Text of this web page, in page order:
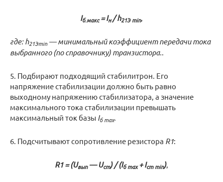
Iб.макс= Iн/ h21Э min,
где: h21Эmin — минимальный коэффициент передачи тока
выбранного (по справочнику) транзистора.
5. Подбирают подходящий стабилитрон. Его
напряжение стабилизации должно быть равно
выходному напряжению стабилизатора, а значение
максимального тока стабилизации превышать
максимальный ток базы Iб max.
6. Подсчитывают сопротивление резистора R1:
R1 = (Uвып— Uст) / (Iб max+ Iст min),